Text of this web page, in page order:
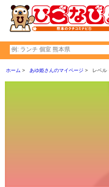
ホーム あゆ姫さんのマイページ レベル